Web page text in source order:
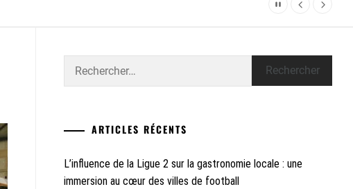
ARTICLES RÉCENTS
L’influence de la Ligue 2 sur la gastronomie locale : une
immersion au cœur des villes de football